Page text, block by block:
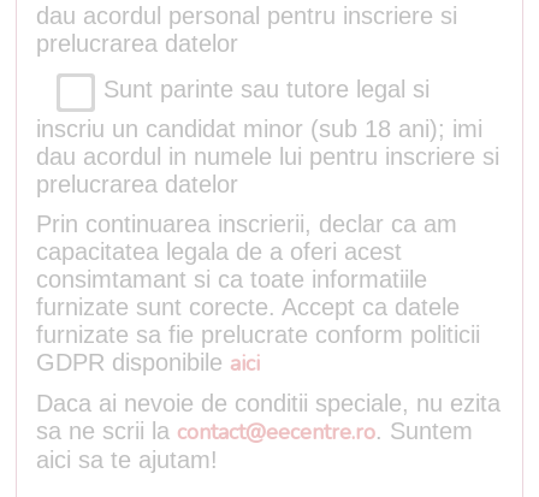
dau acordul personal pentru inscriere si
prelucrarea datelor
Sunt parinte sau tutore legal si
inscriu un candidat minor (sub 18 ani); imi
dau acordul in numele lui pentru inscriere si
prelucrarea datelor
Prin continuarea inscrierii, declar ca am
capacitatea legala de a oferi acest
consimtamant si ca toate informatiile
furnizate sunt corecte. Accept ca datele
furnizate sa fie prelucrate conform politicii
GDPR disponibile aici
Daca ai nevoie de conditii speciale, nu ezita
sa ne scrii la contact@eecentre.ro. Suntem
aici sa te ajutam!